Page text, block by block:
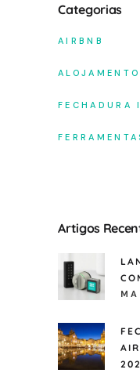
Categorias
AIRBNB
ALOJAMENTO
FECHADURA
Artigos